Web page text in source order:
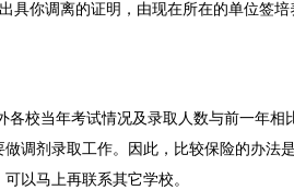
具你调离的证明，由现在所在的单位签培
校当年考试情况及录取人数与前一年相
调剂录取工作。因此，比较保险的办法
以马上再联系其它学校。